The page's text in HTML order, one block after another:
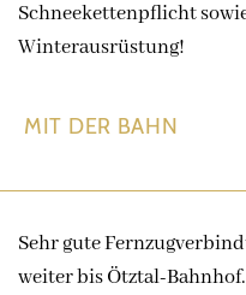
Schneekettenpflicht
Winterausrüstung!
MIT DER BAHN
Sehr gute
weiter bis Ötztal-